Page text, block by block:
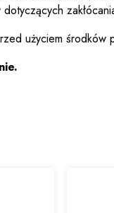
użyciem środków